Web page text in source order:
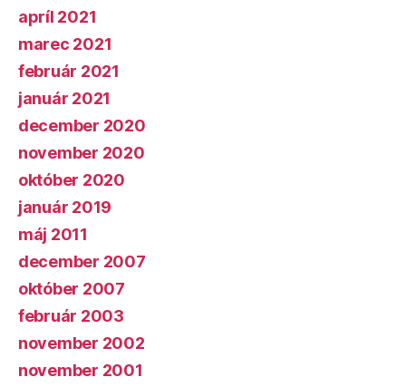
apríl 2021
marec 2021
február 2021
január 2021
december 2020
november 2020
október 2020
január 2019
máj 2011
december 2007
október 2007
február 2003
november 2002
november 2001